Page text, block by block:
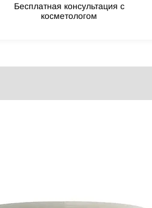
Бесплатная консультация с
косметологом